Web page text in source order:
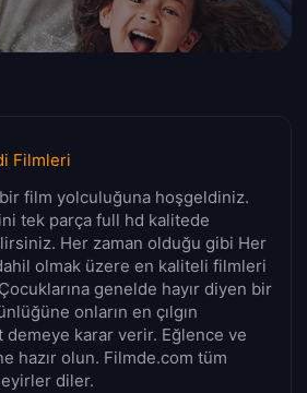
Filmleri
film yolculuğuna hoşgeldiniz.
tek parça full hd kalitede
Her zaman olduğu gibi Her
olmak üzere en kaliteli filmleri
genelde hayır diyen bir
onların en çılgın
karar verir. Eğlence ve
hazır olun. Filmde.com tüm
diler.